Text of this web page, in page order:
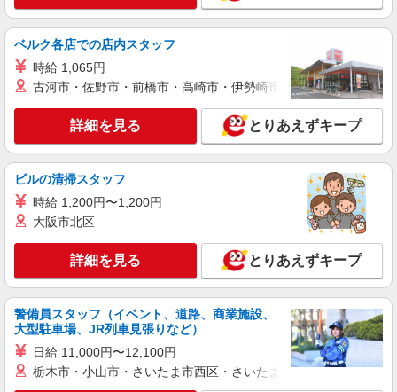
正社員
株式会社若菜
介護老人福祉施設での調理師・栄養士
月給250,000円〜300,000円 ※経験・能力によ
介護老人福祉施設 べに花の郷 （埼玉県桶川市
坂田516-1）
キープ 詳細を見る
パート
特別養護老人ホームでの調理補助
［1］時給1,250円 ［2］時給1,150円
特別養護老人ホーム クイーンズビラ桶川 （埼
玉県桶川市坂田841-1）
キープ 詳細を見る
ベルク各店での店内スタッフ
時給 1,065円
古河市・佐野市・前橋市・高崎市・伊勢崎市・太田市・館林市
詳細を見る とりあえずキープ
ビルの清掃スタッフ
時給 1,200円〜1,200円
大阪市北区
詳細を見る とりあえずキープ
警備員スタッフ（イベント、道路、商業施設、
大型駐車場、JR列車見張りなど）
日給 11,000円〜12,100円
栃木市・小山市・さいたま市西区・さいたま市岩槻区・久喜市・